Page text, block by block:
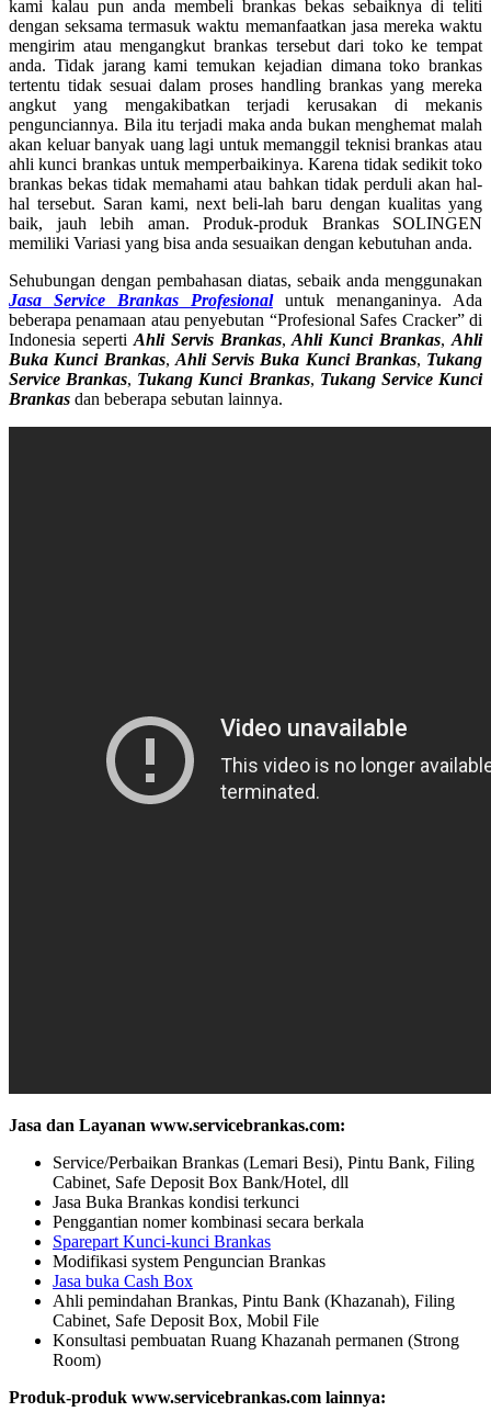
kami kalau pun anda membeli brankas bekas sebaiknya di teliti
dengan seksama termasuk waktu memanfaatkan jasa mereka waktu
mengirim atau mengangkut brankas tersebut dari toko ke tempat
anda. Tidak jarang kami temukan kejadian dimana toko brankas
tertentu tidak sesuai dalam proses handling brankas yang mereka
angkut yang mengakibatkan terjadi kerusakan di mekanis
pengunciannya. Bila itu terjadi maka anda bukan menghemat malah
akan keluar banyak uang lagi untuk memanggil teknisi brankas atau
ahli kunci brankas untuk memperbaikinya. Karena tidak sedikit toko
brankas bekas tidak memahami atau bahkan tidak perduli akan hal-
hal tersebut. Saran kami, next beli-lah baru dengan kualitas yang
baik, jauh lebih aman. Produk-produk Brankas SOLINGEN
memiliki Variasi yang bisa anda sesuaikan dengan kebutuhan anda.
Sehubungan dengan pembahasan diatas, sebaik anda menggunakan
Jasa Service Brankas Profesionaluntuk menanganinya. Ada
beberapa penamaan atau penyebutan “Profesional Safes Cracker” di
Indonesia seperti Ahli Servis Brankas,Ahli Kunci Brankas, Ahli
Buka Kunci Brankas, Ahli Servis Buka Kunci Brankas, Tukang
Service Brankas, Tukang Kunci Brankas, Tukang Service Kunci
Brankas dan beberapa sebutan lainnya.
Jasa dan Layanan www.servicebrankas.com:
Service/Perbaikan Brankas (Lemari Besi), Pintu Bank, Filing
Cabinet, Safe Deposit Box Bank/Hotel, dll
Jasa Buka Brankas kondisi terkunci
Penggantian nomer kombinasi secara berkala
Sparepart Kunci-kunci Brankas
Modifikasi system Penguncian Brankas
Jasa buka Cash Box
Ahli pemindahan Brankas, Pintu Bank (Khazanah), Filing
Cabinet, Safe Deposit Box, Mobil File
Konsultasi pembuatan Ruang Khazanah permanen (Strong
Room)
Produk-produk www.servicebrankas.com lainnya: